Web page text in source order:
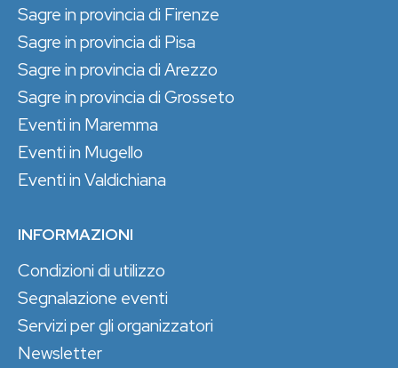
Sagre in provincia di Firenze
Sagre in provincia di Pisa
Sagre in provincia di Arezzo
Sagre in provincia di Grosseto
Eventi in Maremma
Eventi in Mugello
Eventi in Valdichiana
INFORMAZIONI
Condizioni di utilizzo
Segnalazione eventi
Servizi per gli organizzatori
Newsletter